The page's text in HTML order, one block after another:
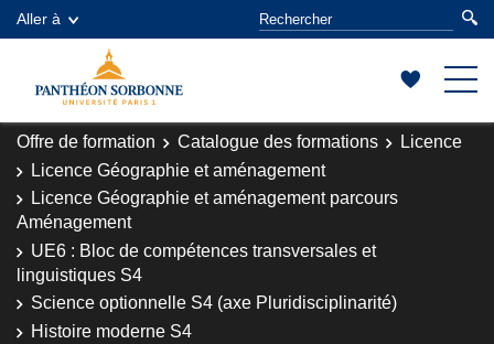
Aller à
Offre de formation Catalogue des formations
Licence
Licence Géographie et aménagement
Licence Géographie et aménagement parcours
Aménagement
UE6 : Bloc de compétences transversales et
linguistiques S4
Science optionnelle S4 (axe Pluridisciplinarité)
Histoire moderne S4